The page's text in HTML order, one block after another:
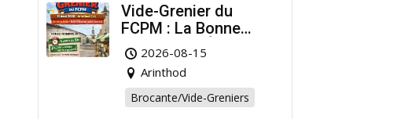
Vide-Grenier du
FCPM : La Bonne
Affaire de l’Été à
Arinthod !
2026-08-15
Arinthod
Brocante/Vide-Greniers